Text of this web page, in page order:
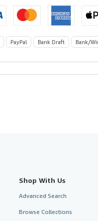
PayPal Bank Draft Bank/
Shop With Us
Advanced Search
Browse Collections